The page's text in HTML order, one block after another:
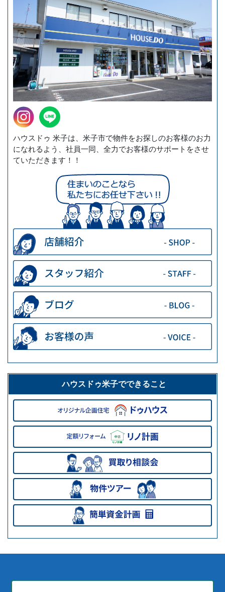
ハウスドゥ 米子は、米子市で物件をお探しのお客様のお力
になれるよう、社員一同、全力でお客様のサポートをさせ
ていただきます！！
ハウスドゥ米子でできること